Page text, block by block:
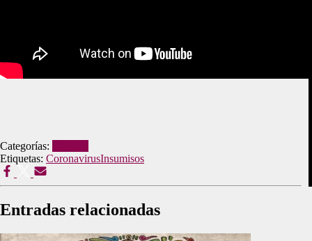
Categorías:
Etiquetas: CoronavirusInsumisos
Entradas relacionadas